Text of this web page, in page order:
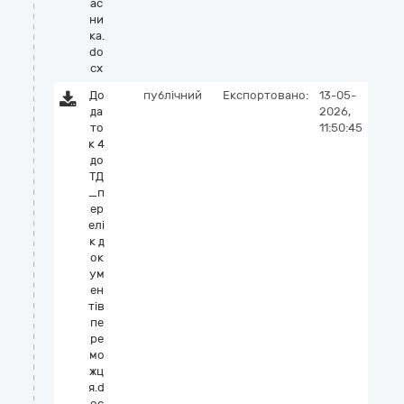
ас
ни
ка.
do
cx
До
да
то
к 4
до
ТД
_п
ер
елі
к д
ок
ум
ен
тів
пе
ре
мо
жц
я.d
публічний Експортовано:
13-05-
2026,
11:50:45